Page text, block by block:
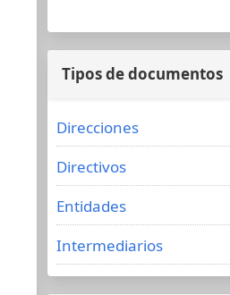
Tipos de documentos
Direcciones
Directivos
Entidades
Intermediarios